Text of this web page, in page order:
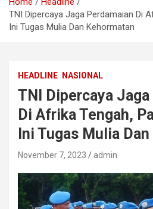
TNI Dipercaya Jaga Perdamaian Di
Ini Tugas Mulia Dan Kehormatan
HEADLINE NASIONAL
TNI Dipercaya
Di Afrika Tengah,
Ini Tugas Mulia
November 7, 2023 admin